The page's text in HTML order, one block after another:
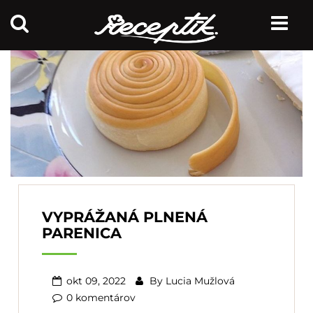
VYPRÁŽANÁ PLNENÁ
PARENICA
okt 09, 2022 By Lucia Mužlová
0 komentárov